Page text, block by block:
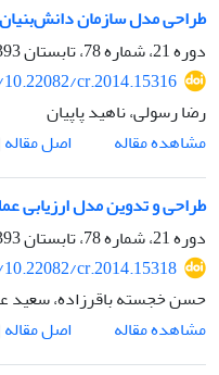
طراحی مدل سازمان
دوره 21، شماره 78، تابستان 1393، صفحه
cr.2014.15316
رضا رسولی، ‌ناهید پاپیان
مشاهده مقاله
اصل مقاله
طراحی و تدوین مدل ارزیابی
دوره 21، شماره 78، تابستان 1393، صفحه
cr.2014.15318
حسن خجسته باقرزاده، سعید
مشاهده مقاله
اصل مقاله